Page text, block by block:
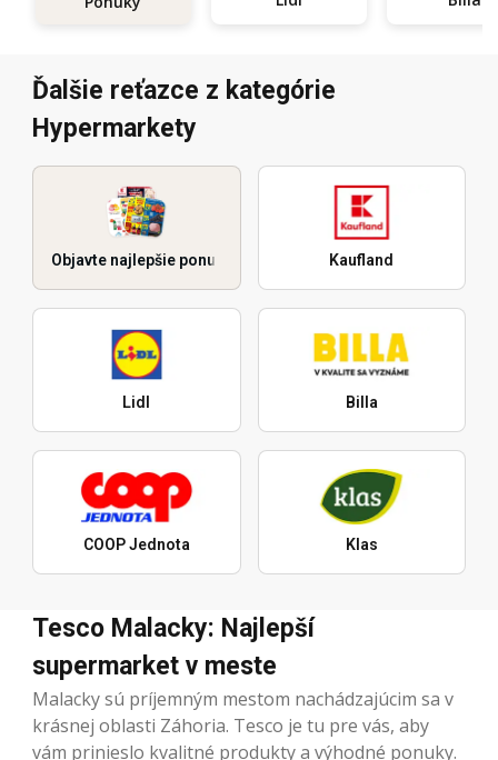
Ďalšie reťazce z kategórie
Hypermarkety
Objavte najlepšie ponuky Kaufland
Lidl Billa
COOP Jednota Klas
Tesco Malacky: Najlepší
supermarket v meste
Malacky sú príjemným mestom nachádzajúcim sa v
krásnej oblasti Záhoria. Tesco je tu pre vás, aby
vám prinieslo kvalitné produkty a výhodné ponuky.